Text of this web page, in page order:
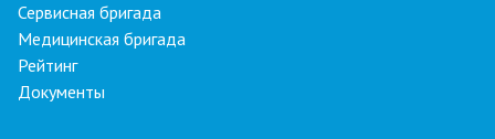
Сервисная бригада
Медицинская бригада
Рейтинг
Документы